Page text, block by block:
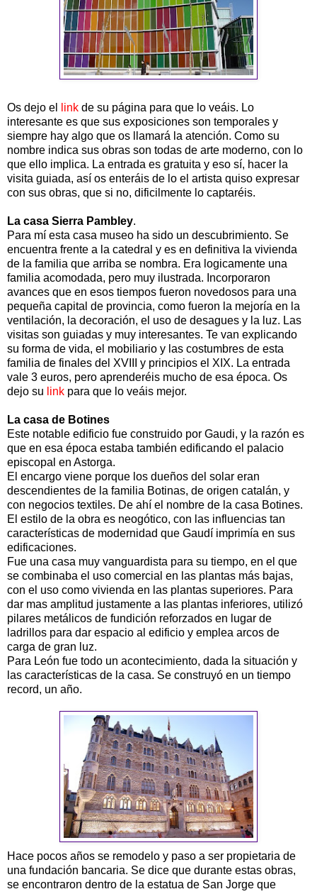
Os dejo el link de su página para que lo veáis. Lo
interesante es que sus exposiciones son temporales y
siempre hay algo que os llamará la atención. Como su
nombre indica sus obras son todas de arte moderno, con lo
que ello implica. La entrada es gratuita y eso sí, hacer la
visita guiada, así os enteráis de lo el artista quiso expresar
con sus obras, que si no, dificilmente lo captaréis.
La casa Sierra Pambley.
Para mí esta casa museo ha sido un descubrimiento. Se
encuentra frente a la catedral y es en definitiva la vivienda
de la familia que arriba se nombra. Era logicamente una
familia acomodada, pero muy ilustrada. Incorporaron
avances que en esos tiempos fueron novedosos para una
pequeña capital de provincia, como fueron la mejoría en la
ventilación, la decoración, el uso de desagues y la luz. Las
visitas son guiadas y muy interesantes. Te van explicando
su forma de vida, el mobiliario y las costumbres de esta
familia de finales del XVIII y principios el XIX. La entrada
vale 3 euros, pero aprenderéis mucho de esa época. Os
dejo su link para que lo veáis mejor.
La casa de Botines
Este notable edificio fue construido por Gaudi, y la razón es
que en esa época estaba también edificando el palacio
episcopal en Astorga.
El encargo viene porque los dueños del solar eran
descendientes de la familia Botinas, de origen catalán, y
con negocios textiles. De ahí el nombre de la casa Botines.
El estilo de la obra es neogótico, con las influencias tan
características de modernidad que Gaudí imprimía en sus
edificaciones.
Fue una casa muy vanguardista para su tiempo, en el que
se combinaba el uso comercial en las plantas más bajas,
con el uso como vivienda en las plantas superiores. Para
dar mas amplitud justamente a las plantas inferiores, utilizó
pilares metálicos de fundición reforzados en lugar de
ladrillos para dar espacio al edificio y emplea arcos de
carga de gran luz.
Para León fue todo un acontecimiento, dada la situación y
las características de la casa. Se construyó en un tiempo
record, un año.
Hace pocos años se remodelo y paso a ser propietaria de
una fundación bancaria. Se dice que durante estas obras,
se encontraron dentro de la estatua de San Jorge que